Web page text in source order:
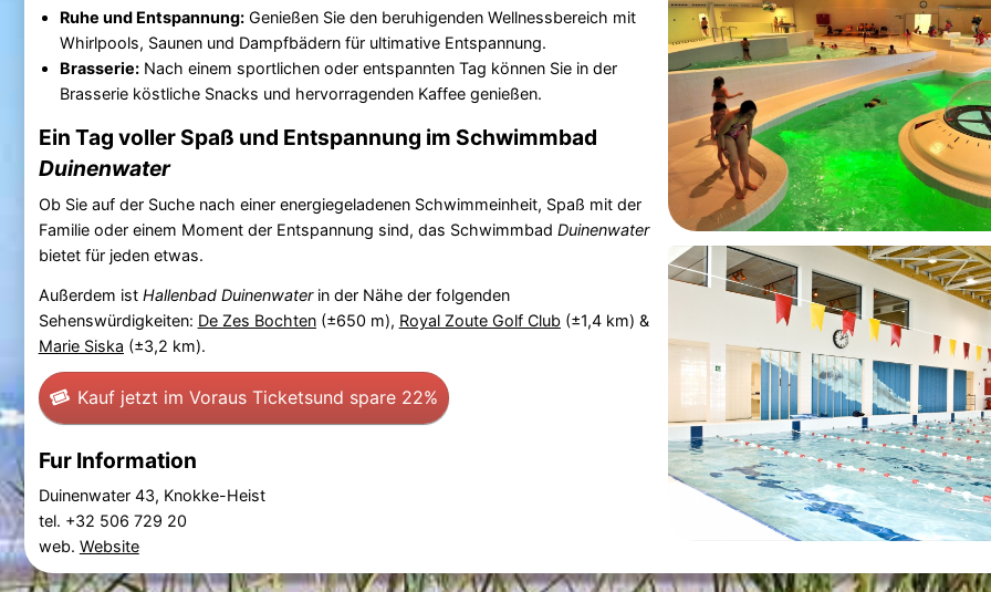
Ruhe und Entspannung:Genießen Sie den beruhigenden Wellnessbereich mit
Whirlpools, Saunen und Dampfbädern für ultimative Entspannung.
Brasserie:Nach einem sportlichen oder entspannten Tag können Sie in der
Brasserie köstliche Snacks und hervorragenden Kaffee genießen.
Ein Tag voller Spaß und Entspannung im Schwimmbad
Duinenwater
Ob Sie auf der Suche nach einer energiegeladenen Schwimmeinheit, Spaß mit der
Familie oder einem Moment der Entspannung sind, das Schwimmbad Duinenwater
bietet für jeden etwas.
Außerdem ist Hallenbad Duinenwaterin der Nähe der folgenden
Sehenswürdigkeiten: De Zes Bochten(±650 m), Royal Zoute Golf Club(±1,4 km) &
Marie Siska (±3,2 km).
Kauf jetzt im Voraus Ticketsund spare 22%
Fur Information
Duinenwater 43, Knokke-Heist
tel. +32 506 729 20
web. Website